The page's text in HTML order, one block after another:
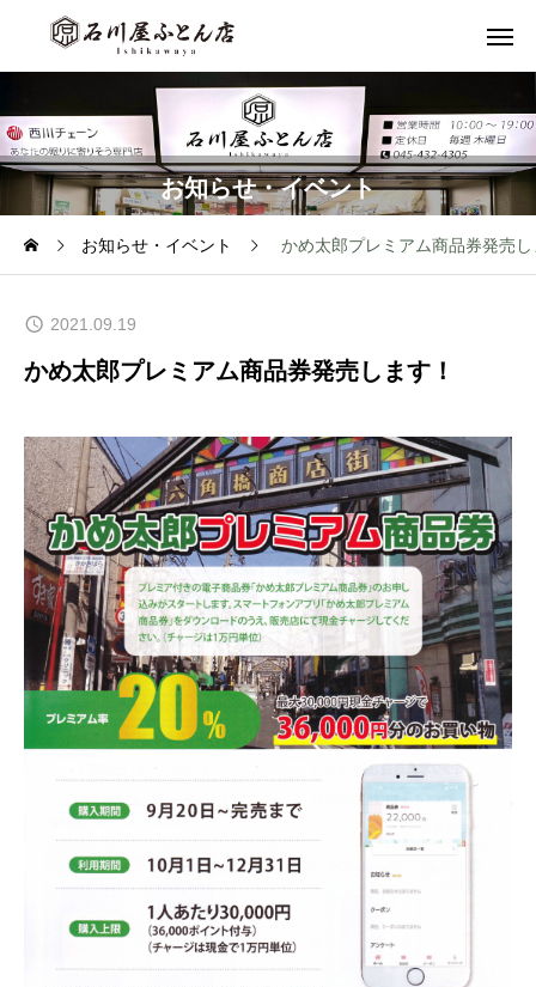
お知らせ・イベント
お知らせ・イベント かめ太郎プレミアム商品券発売
2021.09.19
かめ太郎プレミアム商品券発売します！